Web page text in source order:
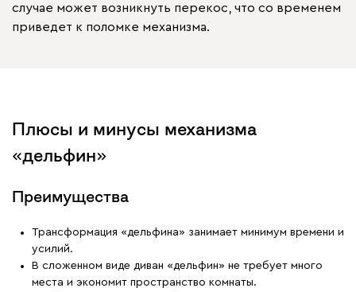
случае может возникнуть перекос, что со временем
приведет к поломке механизма.
Плюсы и минусы механизма
«дельфин»
Преимущества
Трансформация «дельфина» занимает минимум времени и
усилий.
В сложенном виде диван «дельфин» не требует много
места и экономит пространство комнаты.